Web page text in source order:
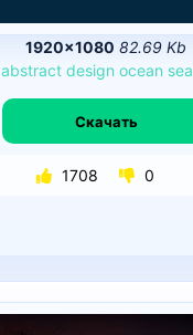
1920×1080 82.69 Kb
abstract design ocean sea
Скачать
1708 0